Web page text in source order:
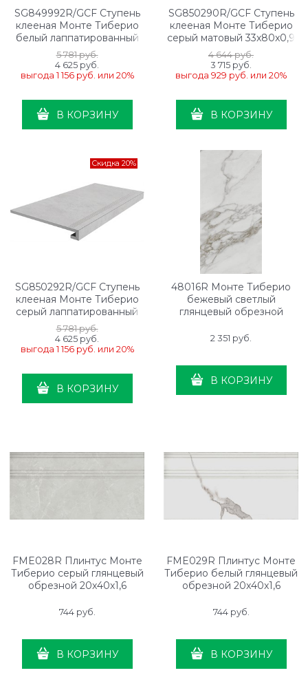
SG849992R/GCF Ступень
клееная Монте Тиберио
белый лаппатированный
33x80x0,9
5 781 руб.
4 625 руб.
выгода 1 156 руб. или 20%
В КОРЗИНУ
SG850290R/GCF Ступень
клееная Монте Тиберио
серый матовый 33x80x0,9
4 644 руб.
3 715 руб.
выгода 929 руб. или 20%
В КОРЗИНУ
Скидка 20%
SG850292R/GCF Ступень
клееная Монте Тиберио
серый лаппатированный
33x80x0,9
5 781 руб.
4 625 руб.
выгода 1 156 руб. или 20%
В КОРЗИНУ
48016R Монте Тиберио
бежевый светлый
глянцевый обрезной
2 351 руб.
В КОРЗИНУ
FME028R Плинтус Монте
Тиберио серый глянцевый
обрезной 20x40x1,6
744 руб.
В КОРЗИНУ
FME029R Плинтус Монте
Тиберио белый глянцевый
обрезной 20x40x1,6
744 руб.
В КОРЗИНУ